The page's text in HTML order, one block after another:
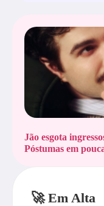
Jão esgota
Póstumas em
🚀 Em Alta